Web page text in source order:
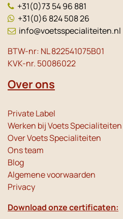
+31(0)73 54 96 881
+31(0)6 824 508 26
info@voetsspecialiteiten.nl
BTW-nr: NL 822541075B01
KVK-nr. 50086022
Over ons
Private Label
Werken bij Voets Specialiteiten
Over Voets Specialiteiten
Ons team
Blog
Algemene voorwaarden
Privacy
Download onze certificaten: